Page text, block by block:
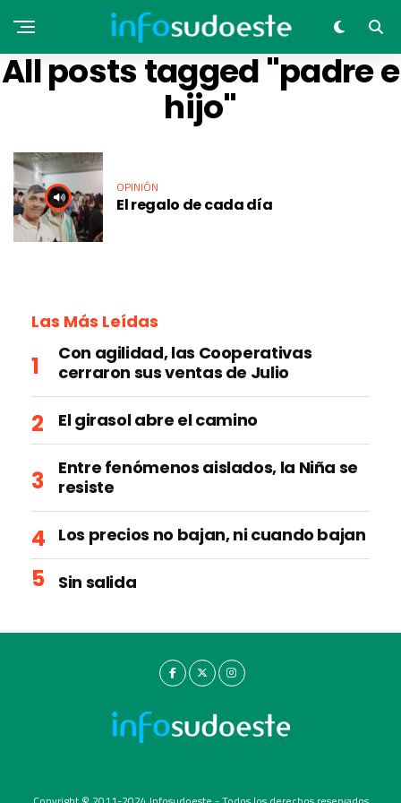
All posts tagged "padre e
hijo"
OPINIÓN
El regalo de cada día
Las Más Leídas
Con agilidad, las Cooperativas
cerraron sus ventas de Julio
El girasol abre el camino
Entre fenómenos aislados, la Niña se
resiste
Los precios no bajan, ni cuando bajan
Sin salida